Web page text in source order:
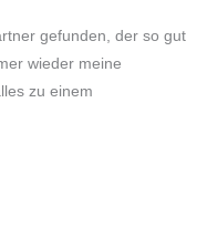
gefunden, der so gut
wieder meine
zu einem